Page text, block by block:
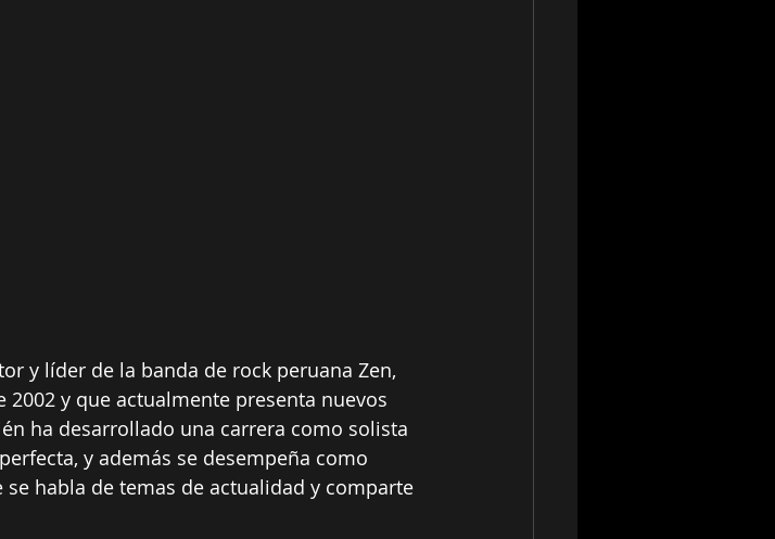
y líder de la banda de rock peruana Zen,
y que actualmente presenta nuevos
ha desarrollado una carrera como solista
y además se desempeña como
habla de temas de actualidad y comparte